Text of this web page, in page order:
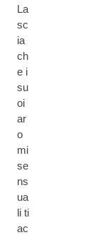
La
sc
ia
ch
e i
su
oi
ar
o
mi
se
ns
ua
li ti
ac